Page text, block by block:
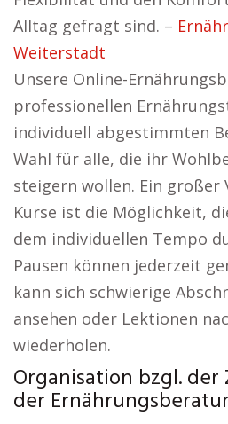
Alltag gefragt sind. –
Weiterstadt
Unsere Online-
professionellen
individuell abgestimmten
Wahl für alle, die ihr
steigern wollen. Ein
Kurse ist die Möglichkeit,
dem individuellen Tempo
Pausen können jederzeit
kann sich schwierige
ansehen oder Lektionen
wiederholen.
Organisation bzgl.
der